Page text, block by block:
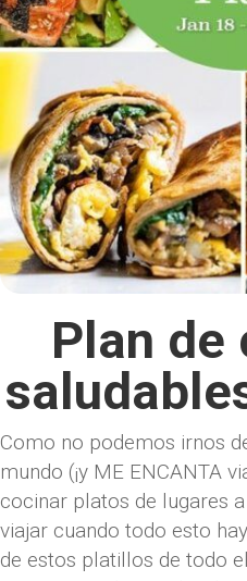
Plan de
Como no podemos irnos
mundo (¡y ME ENCANTA
cocinar platos de lugares
viajar cuando todo esto
de estos platillos de todo